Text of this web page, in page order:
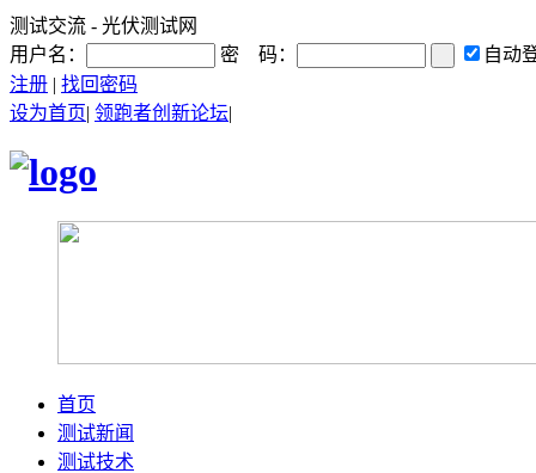
测试交流 - 光伏测试网
用户名：
密 码： 自动
注册 | 找回密码
设为首页| 领跑者创新论坛|
首页
测试新闻
测试技术